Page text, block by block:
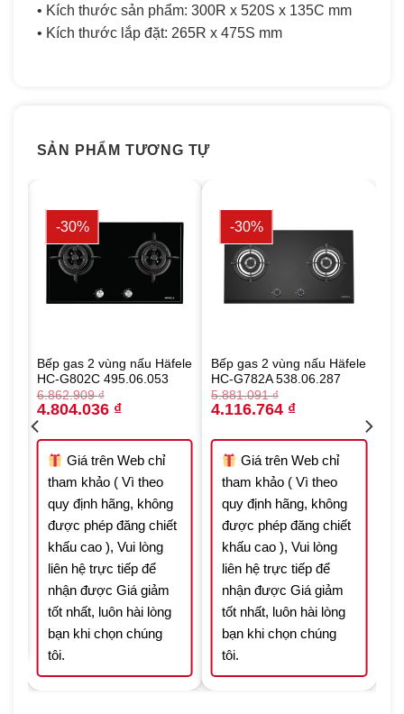
• Kích thước sản phẩm: 300R x 520S x 135C mm
• Kích thước lắp đặt: 265R x 475S mm
SẢN PHẨM TƯƠNG TỰ
-30%
Bếp gas 2 vùng nấu Häfele
HC-G802C 495.06.053
6.862.909₫
Original
price
was:
6.862.909 ₫.
4.804.036 ₫Current
4.804.036 ₫.
Giá trên Web chỉ
tham khảo ( Vì theo
quy định hãng, không
được phép đăng chiết
khấu cao ), Vui lòng
liên hệ trực tiếp để
nhận được Giá giảm
tốt nhất, luôn hài lòng
bạn khi chọn chúng
tôi.
-30%
Bếp gas 2 vùng nấu Häfele
HC-G782A 538.06.287
5.881.091₫
Original
price
5.881.091 ₫.
4.116.764 ₫Current
4.116.764 ₫.
Giá trên Web chỉ
tham khảo ( Vì theo
quy định hãng, không
được phép đăng chiết
khấu cao ), Vui lòng
liên hệ trực tiếp để
nhận được Giá giảm
tốt nhất, luôn hài lòng
bạn khi chọn chúng
tôi.